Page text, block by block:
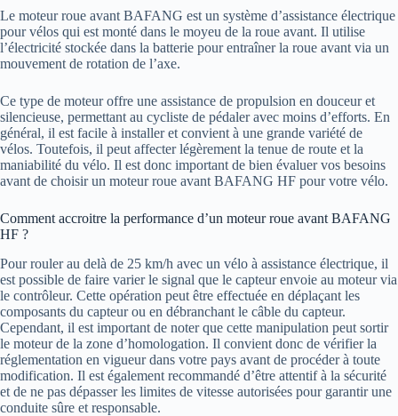
Le moteur roue avant BAFANG est un système d’assistance électrique
pour vélos qui est monté dans le moyeu de la roue avant. Il utilise
l’électricité stockée dans la batterie pour entraîner la roue avant via un
mouvement de rotation de l’axe.
Ce type de moteur offre une assistance de propulsion en douceur et
silencieuse, permettant au cycliste de pédaler avec moins d’efforts. En
général, il est facile à installer et convient à une grande variété de
vélos. Toutefois, il peut affecter légèrement la tenue de route et la
maniabilité du vélo. Il est donc important de bien évaluer vos besoins
avant de choisir un moteur roue avant BAFANG HF pour votre vélo.
Comment accroitre la performance d’un moteur roue avant BAFANG
HF ?
Pour rouler au delà de 25 km/h avec un vélo à assistance électrique, il
est possible de faire varier le signal que le capteur envoie au moteur via
le contrôleur. Cette opération peut être effectuée en déplaçant les
composants du capteur ou en débranchant le câble du capteur.
Cependant, il est important de noter que cette manipulation peut sortir
le moteur de la zone d’homologation. Il convient donc de vérifier la
réglementation en vigueur dans votre pays avant de procéder à toute
modification. Il est également recommandé d’être attentif à la sécurité
et de ne pas dépasser les limites de vitesse autorisées pour garantir une
conduite sûre et responsable.